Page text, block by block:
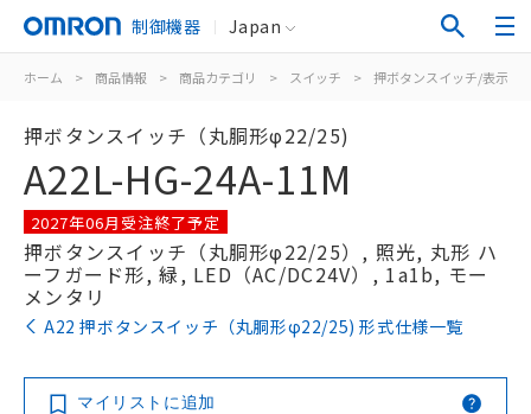
制御機器 Japan
ホーム > 商品情報 > 商品カテゴリ > スイッチ > 押ボタンスイッチ/表示灯
押ボタンスイッチ（丸胴形φ22/25)
A22L-HG-24A-11M
2027年06月受注終了予定
押ボタンスイッチ（丸胴形φ22/25）, 照光, 丸形 ハ
ーフガード形, 緑, LED（AC/DC24V）, 1a1b, モー
メンタリ
A22 押ボタンスイッチ（丸胴形φ22/25) 形式仕様一覧
マイリストに追加